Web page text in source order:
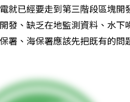
就已經要走到第三階段區塊開
發、缺乏在地監測資料、水下
署、海保署應該先把既有的問